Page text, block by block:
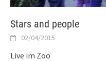
Stars and people
02/04/2015
Live im Zoo